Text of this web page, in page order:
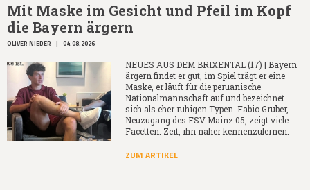
Mit Maske im Gesicht und Pfeil im Kopf
die Bayern ärgern
OLIVER NIEDER | 04.08.2026
NEUES AUS DEM BRIXENTAL (17) | Bayern
ärgern findet er gut, im Spiel trägt er eine
Maske, er läuft für die peruanische
Nationalmannschaft auf und bezeichnet
sich als eher ruhigen Typen. Fabio Gruber,
Neuzugang des FSV Mainz 05, zeigt viele
Facetten. Zeit, ihn näher kennenzulernen.
ZUM ARTIKEL